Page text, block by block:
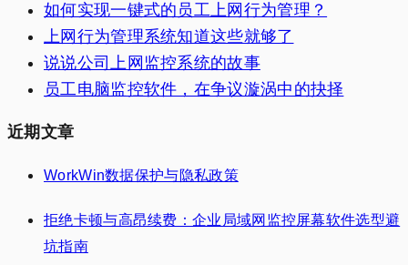
如何实现一键式的员工上网行为管理？
上网行为管理系统知道这些就够了
说说公司上网监控系统的故事
员工电脑监控软件，在争议漩涡中的抉择
近期文章
WorkWin数据保护与隐私政策
拒绝卡顿与高昂续费：企业局域网监控屏幕软件选型避
坑指南